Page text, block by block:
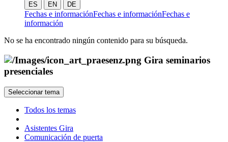
ES EN DE
Fechas e informaciónFechas e informaciónFechas e
información
No se ha encontrado ningún contenido para su búsqueda.
Gira seminarios
presenciales
Seleccionar tema
Todos los temas
Asistentes Gira
Comunicación de puerta